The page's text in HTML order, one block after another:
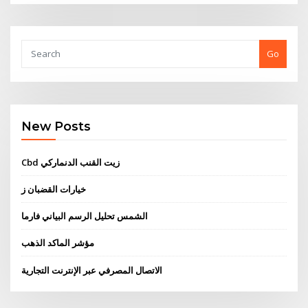
Go
New Posts
Cbd زيت القنب الدنماركي
خيارات القضبان ز
الشمس تحليل الرسم البياني فارما
مؤشر الماكد الذهب
الاتصال المصرفي عبر الإنترنت التجارية